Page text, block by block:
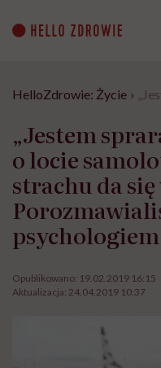
content
HelloZdrowie: Życie ›
„Jestem
o locie
strachu da
Opublikowano: 19.02.2019 16:15
Aktualizacja: 24.04.2019 10:37